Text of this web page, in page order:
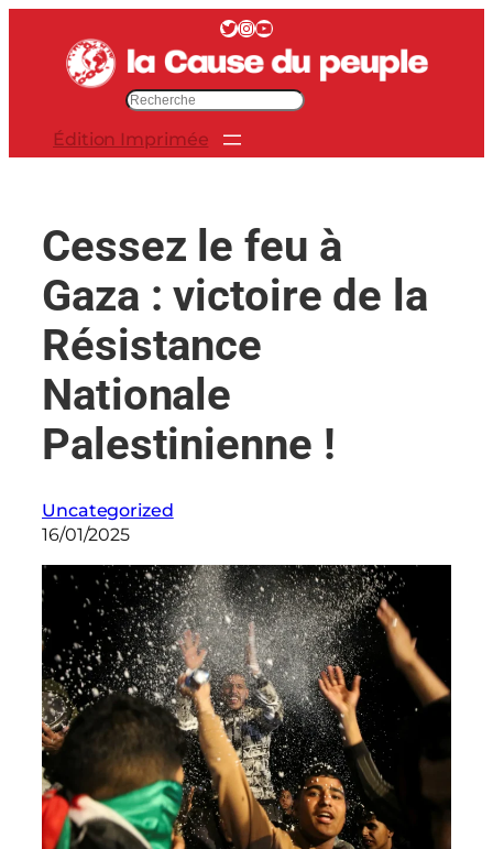
contenu
Twitter InstagramYouTube
c
e
Édition Imprimée
Cessez le feu à
Gaza : victoire de la
Résistance
Nationale
Palestinienne !
Uncategorized
16/01/2025